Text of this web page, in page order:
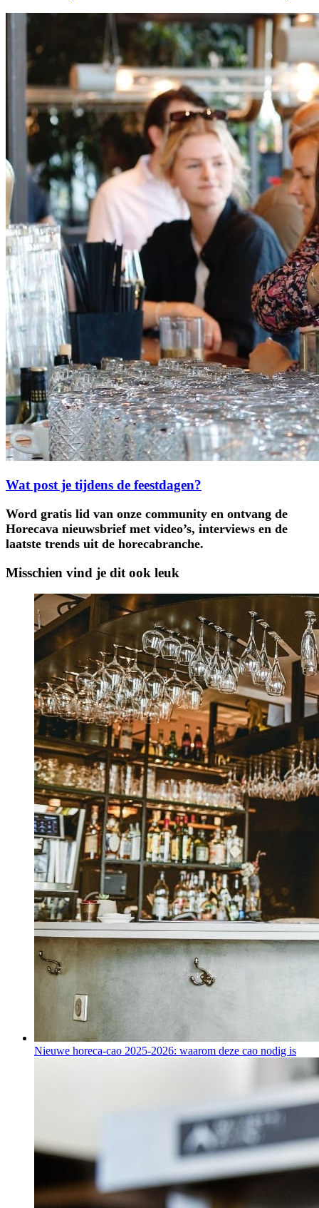
Wat post je tijdens de feestdagen?
Word gratis lid van onze community en ontvang de
Horecava nieuwsbrief met video’s, interviews en de
laatste trends uit de horecabranche.
Misschien vind je dit ook leuk
Nieuwe horeca-cao 2025-2026: waarom deze cao nodig is